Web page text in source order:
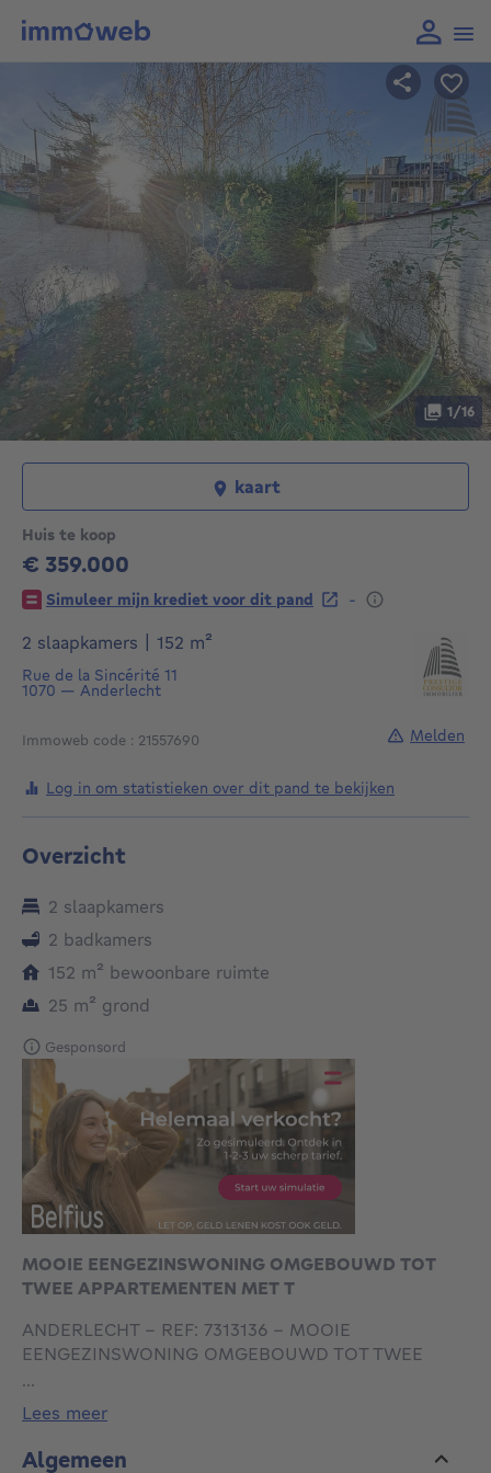
Huis te koop
€ 359.000
359000€
Simuleer mijn krediet voor dit pand
-
2 slaapkamers
152 m²
Rue de la Sincérité 11
1070 — Anderlecht
Immoweb code : 21557690
1/16
kaart
Log in om statistieken over dit pand te bekijken
Melden
Overzicht
2 slaapkamers
2 badkamers
152 m² vierkante meters
bewoonbare ruimte
25 m² vierkante meters
grond
Gesponsord
MOOIE EENGEZINSWONING OMGEBOUWD TOT
TWEE APPARTEMENTEN MET T
ANDERLECHT - REF: 7313136 - MOOIE
EENGEZINSWONING OMGEBOUWD TOT TWEE
Wij bieden te koop aan deze mooie, erkende
eengezinswoning, momenteel verbouwd tot 2
appartementen voor een totaal van +-152m2
...
lees meer
Algemeen